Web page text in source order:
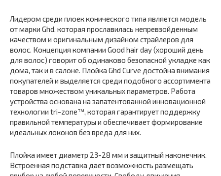
Лидером среди плоек конического типа является модель
от марки Ghd, которая прославилась непревзойденным
качеством и оригинальным дизайном страйлеров для
волос. Концепция компании Good hair day (хороший день
для волос) говорит об одинаково безопасной укладке как
дома, так и в салоне. Плойка Ghd Curve достойна внимания
покупателей и выделяется среди подобного ассортимента
товаров множеством уникальных параметров. Работа
устройства основана на запатентованной инновационной
технологии tri-zone™, которая гарантирует поддержку
правильной температуры и обеспечивает формирование
идеальных локонов без вреда для них.
Плойка имеет диаметр 23-28 мм и защитный наконечник.
Встроенная подставка дает возможность размещать